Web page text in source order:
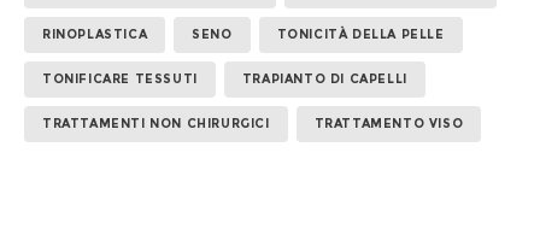
RINOPLASTICA SENO TONICITÀ DELLA PELLE
TONIFICARE TESSUTI TRAPIANTO DI CAPELLI
TRATTAMENTI NON CHIRURGICI TRATTAMENTO VISO